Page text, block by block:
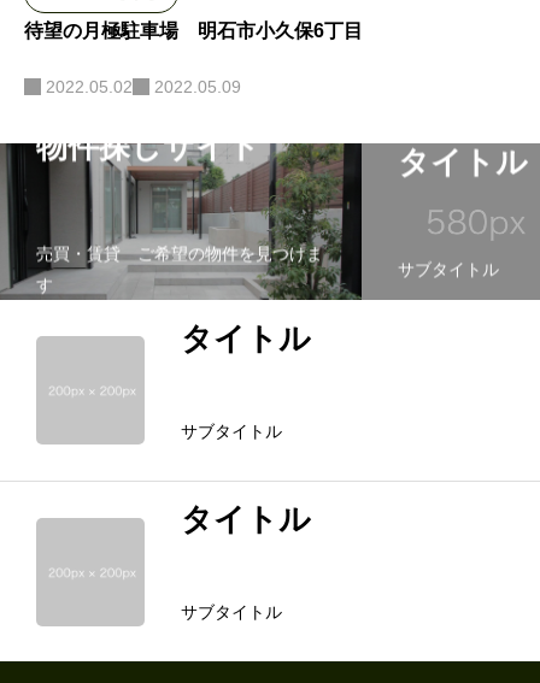
ホーム
待望の月極駐車場 明石市小久保6丁目
2022.05.02 2022.05.09
物件探しサイト
売買・賃貸 ご希望の物件を見つけま
す
タイトル
サブタイトル
タイトル
サブタイトル
タイトル
サブタイトル